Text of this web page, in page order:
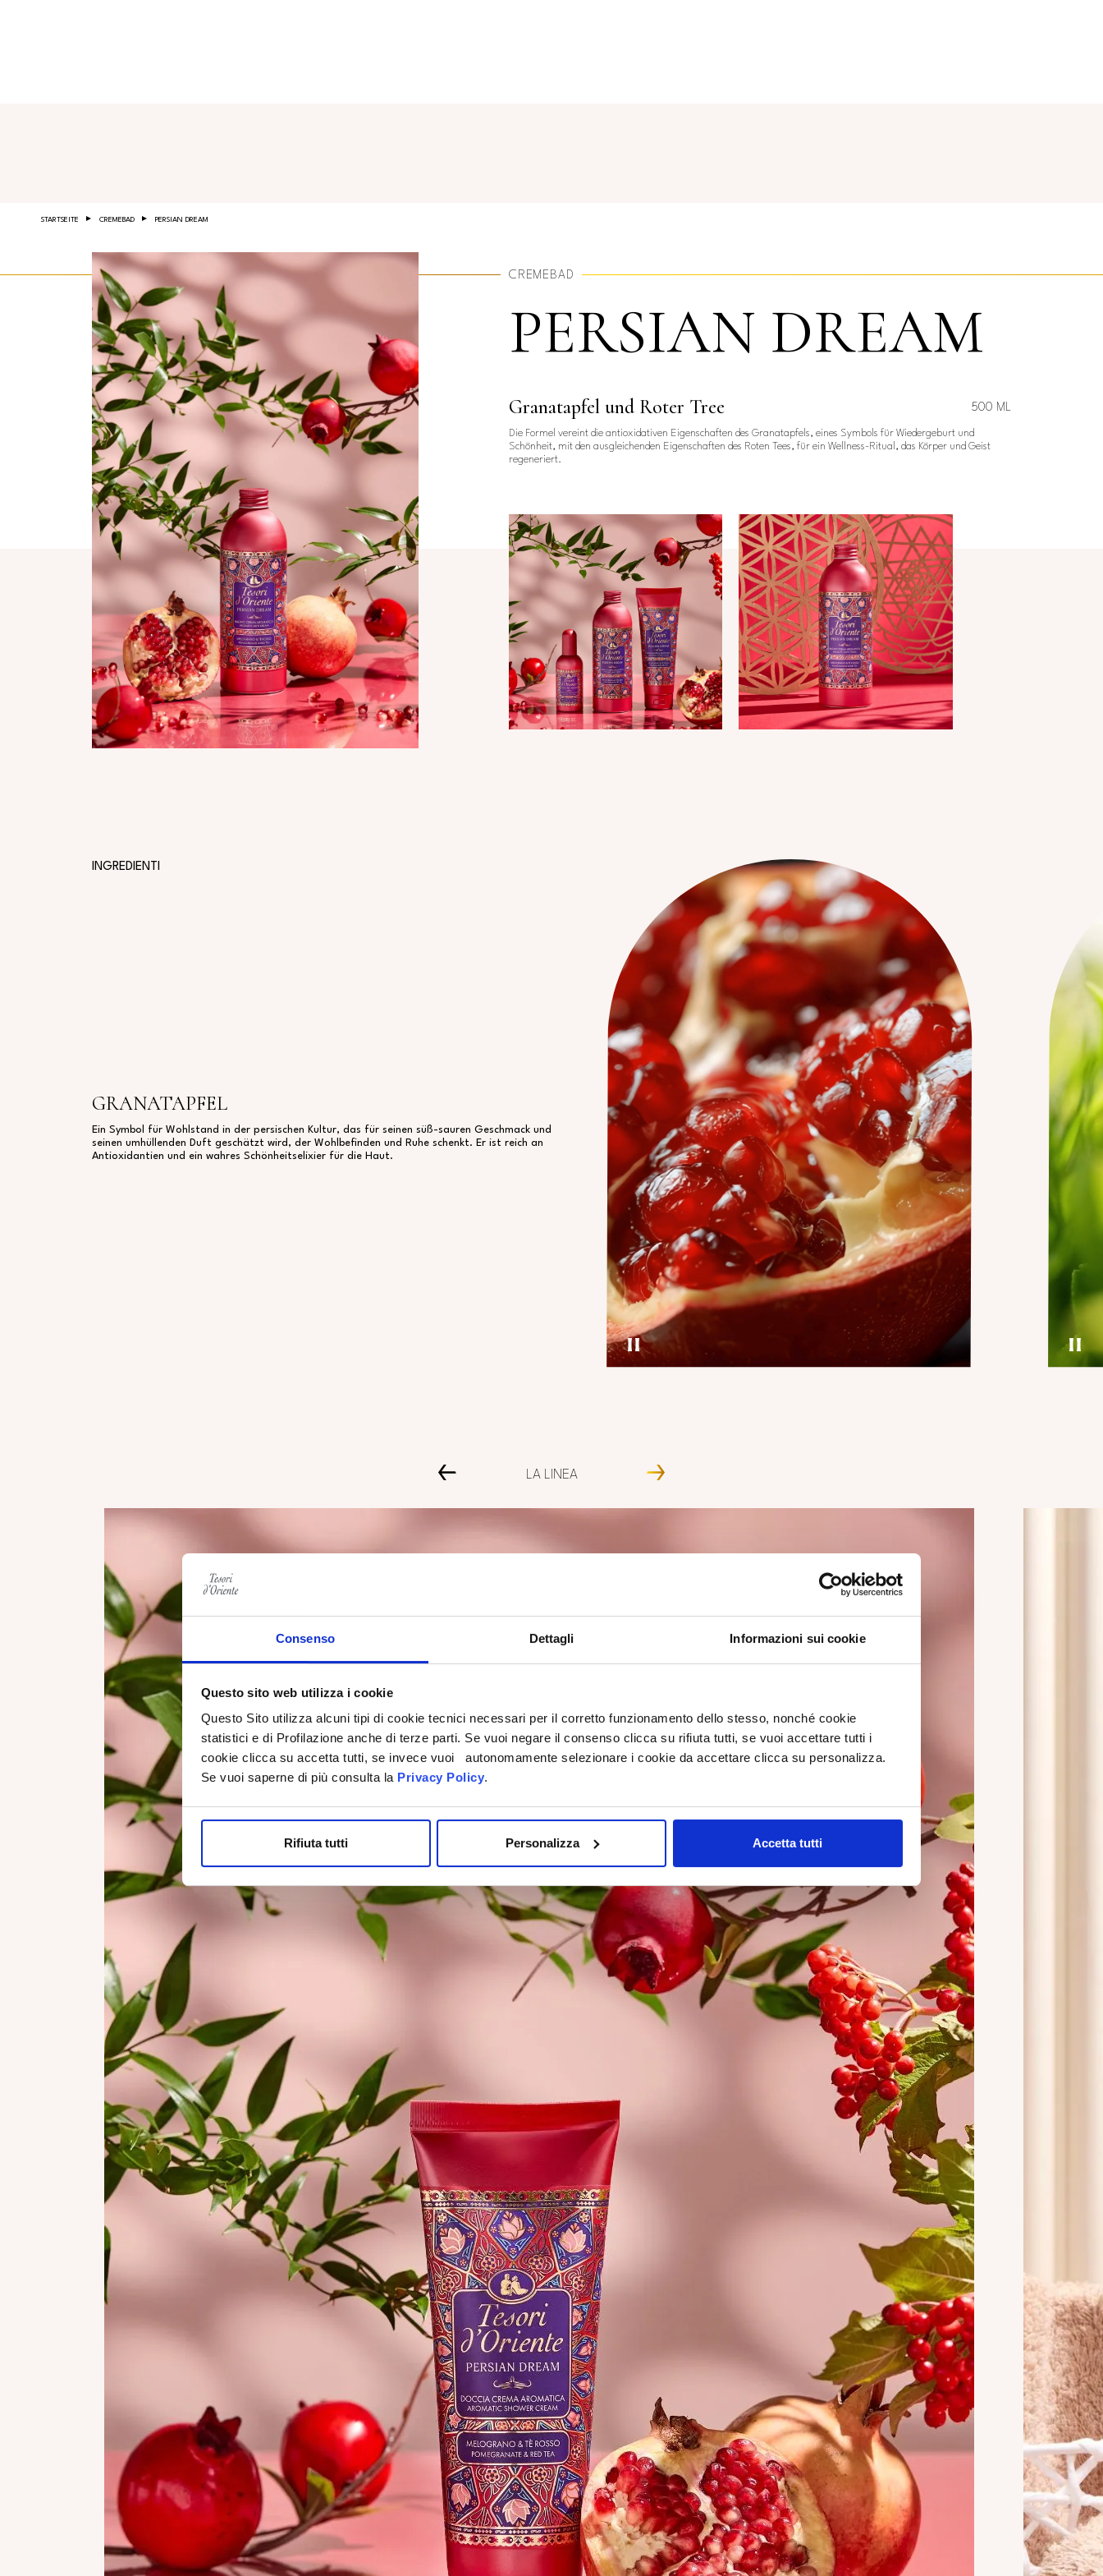
Consenso Dettagli Informazioni sui cookie
Questo sito web utilizza i cookie
Questo Sito utilizza alcuni tipi di cookie tecnici necessari per il corretto funzionamento dello stesso, nonché cookie
statistici e di Profilazione anche di terze parti. Se vuoi negare il consenso clicca su rifiuta tutti, se vuoi accettare tutti i
cookie clicca su accetta tutti, se invece vuoi autonomamente selezionare i cookie da accettare clicca su personalizza.
Se vuoi saperne di più consulta la Privacy Policy.
Rifiuta tutti Personalizza Accetta tutti
STARTSEITE CREMEBAD PERSIAN DREAM
CREMEBAD
PERSIAN DREAM
Granatapfel und Roter Tree 500 ML
Die Formel vereint die antioxidativen Eigenschaften des Granatapfels, eines Symbols für Wiedergeburt und
Schönheit, mit den ausgleichenden Eigenschaften des Roten Tees, für ein Wellness-Ritual, das Körper und Geist
regeneriert.
INGREDIENTI
GRANATAPFEL
Ein Symbol für Wohlstand in der persischen Kultur, das für seinen süß-sauren Geschmack und
seinen umhüllenden Duft geschätzt wird, der Wohlbefinden und Ruhe schenkt. Er ist reich an
Antioxidantien und ein wahres Schönheitselixier für die Haut.
LA LINEA